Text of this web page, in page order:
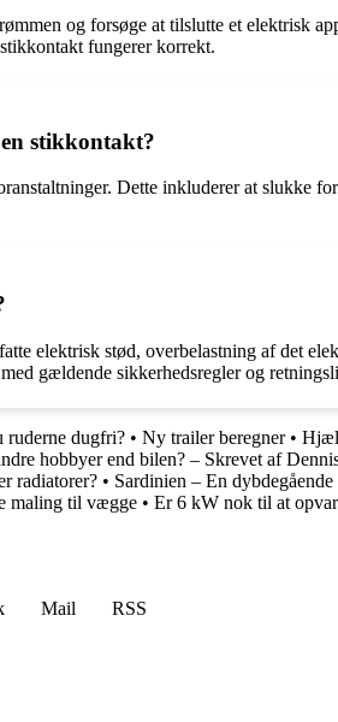
og forsøge at tilslutte et elektrisk
fungerer korrekt.
stikkontakt?
Dette inkluderer at slukke
elektrisk stød, overbelastning af det
gældende sikkerhedsregler og
ruderne dugfri? • Ny trailer beregner•
hobbyer end bilen? – Skrevet af
radiatorer? • Sardinien – En dybdegående
maling til vægge • Er 6 kW nok til at
Mail
RSS